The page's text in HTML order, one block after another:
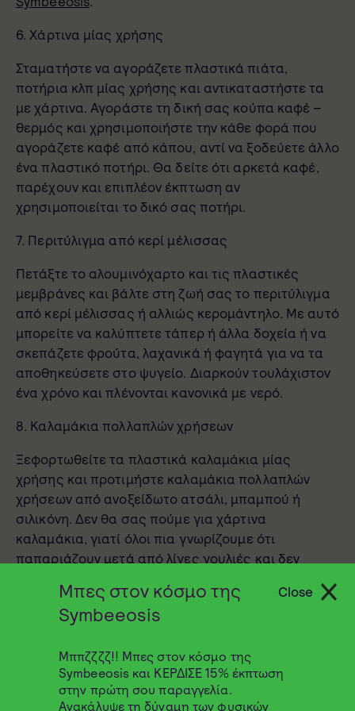
6. Χάρτινα μίας χρήσης
Σταματήστε να αγοράζετε πλαστικά πιάτα,
ποτήρια κλπ μίας χρήσης και αντικαταστήστε τα
με χάρτινα. Αγοράστε τη δική σας κούπα καφέ –
θερμός και χρησιμοποιήστε την κάθε φορά που
αγοράζετε καφέ από κάπου, αντί να ξοδεύετε άλλο
ένα πλαστικό ποτήρι. Θα δείτε ότι αρκετά καφέ,
παρέχουν και επιπλέον έκπτωση αν
χρησιμοποιείται το δικό σας ποτήρι.
7. Περιτύλιγμα από κερί μέλισσας
Πετάξτε το αλουμινόχαρτο και τις πλαστικές
μεμβράνες και βάλτε στη ζωή σας το περιτύλιγμα
από κερί μέλισσας ή αλλιώς κερομάντηλο. Με αυτό
μπορείτε να καλύπτετε τάπερ ή άλλα δοχεία ή να
σκεπάζετε φρούτα, λαχανικά ή φαγητά για να τα
αποθηκεύσετε στο ψυγείο. Διαρκούν τουλάχιστον
ένα χρόνο και πλένονται κανονικά με νερό.
8. Καλαμάκια πολλαπλών χρήσεων
Ξεφορτωθείτε τα πλαστικά καλαμάκια μίας
χρήσης και προτιμήστε καλαμάκια πολλαπλών
χρήσεων από ανοξείδωτο ατσάλι, μπαμπού ή
σιλικόνη. Δεν θα σας πούμε για χάρτινα
καλαμάκια, γιατί όλοι πια γνωρίζουμε ότι
παπαριάζουν μετά από λίγες γουλιές και δεν
Μπες στον κόσμο της
Symbeeosis
Μππζζζζ!! Μπες στον κόσμο της
Symbeeosis και ΚΕΡΔΙΣΕ 15% έκπτωση
στην πρώτη σου παραγγελία.
Ανακάλυψε τη δύναμη των φυσικών
Close